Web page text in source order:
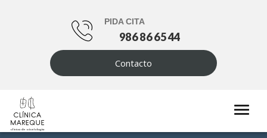
PIDA CITA
986 86 65 44
Contacto